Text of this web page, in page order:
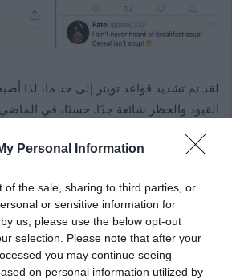
Personal Information
of the sale, sharing to third parties, or
or sensitive information for
us, please use the below opt-out
selection. Please note that after your
you may continue seeing
on personal information utilized by
لقد تم تشديد قواعد تويتر إلى حد ما، لذا
القيود والحظر شائعة جدًا. حسنًا، في
استخدامها، ولكن الآن،يتم اكتشاف بعض
من التعليق على منشورات الآخرين.
ولا يجوز القيام بذلك في
من ناحية أخرى، لا يتوفر خيار اقتباس